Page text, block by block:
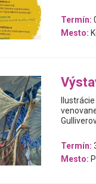
Termín:
Mesto:
Termín:
Mesto: